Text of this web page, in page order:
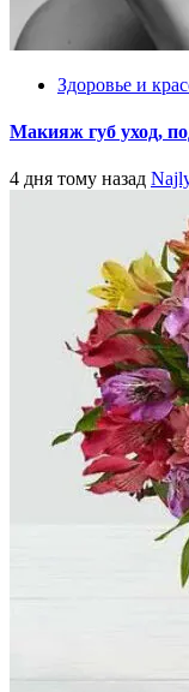
Здоровье и
Макияж губ уход,
4 дня тому назад